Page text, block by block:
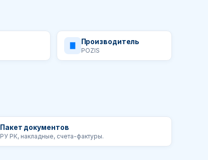
Производитель
POZIS
Пакет документов
РУ РК, накладные, счета-фактуры.